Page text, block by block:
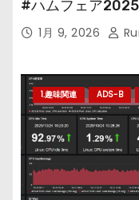
#ハムフェア2025
1月 9, 2026
1.趣味関連 ADS-B